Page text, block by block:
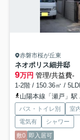
赤磐市桜が丘東
ネオポリス細井邸
9万円 管理/共益費-
1-2階 / 150.36㎡ /
山陽本線「瀬戸」駅
バス・トイレ別 室
電気有
シャワー
敷0 即入居可